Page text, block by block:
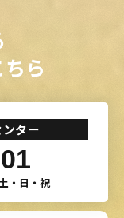
ら
ター
・日・祝